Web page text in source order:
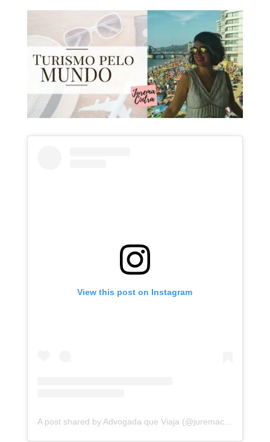
View this post on Instagram
A post shared by Advogada que Viaja (@juremacintra)